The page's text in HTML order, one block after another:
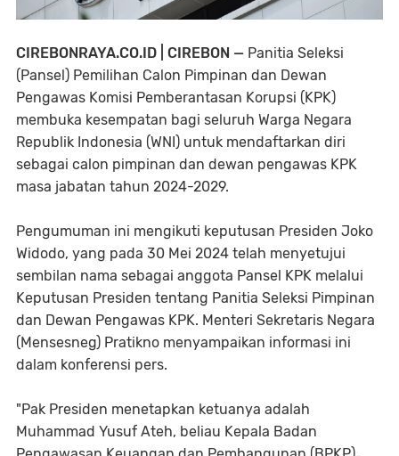
CIREBONRAYA.CO.ID | CIREBON — Panitia Seleksi
(Pansel) Pemilihan Calon Pimpinan dan Dewan
Pengawas Komisi Pemberantasan Korupsi (KPK)
membuka kesempatan bagi seluruh Warga Negara
Republik Indonesia (WNI) untuk mendaftarkan diri
sebagai calon pimpinan dan dewan pengawas KPK
masa jabatan tahun 2024-2029.
Pengumuman ini mengikuti keputusan Presiden Joko
Widodo, yang pada 30 Mei 2024 telah menyetujui
sembilan nama sebagai anggota Pansel KPK melalui
Keputusan Presiden tentang Panitia Seleksi Pimpinan
dan Dewan Pengawas KPK. Menteri Sekretaris Negara
(Mensesneg) Pratikno menyampaikan informasi ini
dalam konferensi pers.
"Pak Presiden menetapkan ketuanya adalah
Muhammad Yusuf Ateh, beliau Kepala Badan